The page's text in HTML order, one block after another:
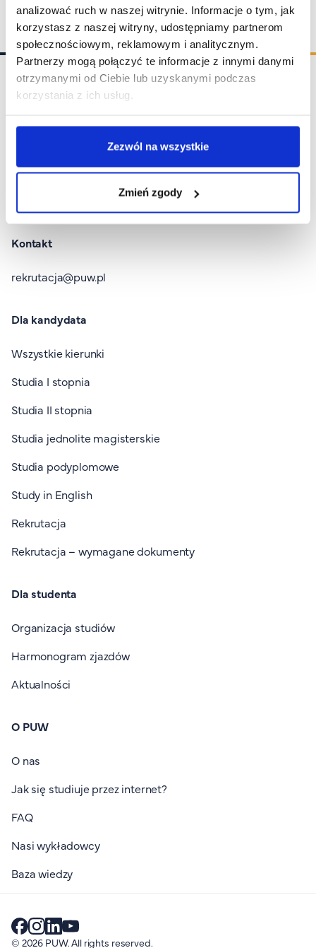
analizować ruch w naszej witrynie. Informacje o tym, jak
korzystasz z naszej witryny, udostępniamy partnerom
społecznościowym, reklamowym i analitycznym.
Partnerzy mogą połączyć te informacje z innymi danymi
otrzymanymi od Ciebie lub uzyskanymi podczas
korzystania z ich usług.
Zezwól na wszystkie
Zmień zgody
Wirtualny Pokój Studenta
Platforma zdalnego nauczania
Kontakt
rekrutacja@puw.pl
Dla kandydata
Wszystkie kierunki
Studia I stopnia
Studia II stopnia
Studia jednolite magisterskie
Studia podyplomowe
Study in English
Rekrutacja
Rekrutacja – wymagane dokumenty
Dla studenta
Organizacja studiów
Harmonogram zjazdów
Aktualności
O PUW
O nas
Jak się studiuje przez internet?
FAQ
Nasi wykładowcy
Baza wiedzy
© 2026 PUW. All rights reserved.